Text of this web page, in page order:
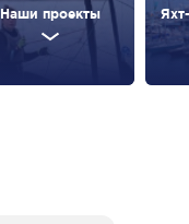
Наши проекты